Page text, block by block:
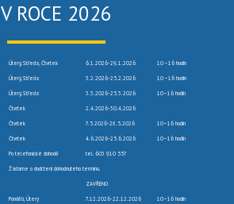
V ROCE 2026
Úterý, Středa, Čtvrtek 6.1.2026-29.1.2026 10 –16 hodin
Úterý, Středa 3.2.2026-25.2.2026 10 –16 hodin
Úterý, Středa 3.3.2026-25.3.2026 10–16 hodin
Čtvrtek 2.4.2026-30.4.2026
Čtvrtek 7.5.2026-28.5.2026 10–16 hodin
Čtvrtek 4.6.2026-25.6.2026 10–16 hodin
Po telefonické dohodě tel. 603 910 557
Žádáme o dodržení dohodnutého termínu.
ZAVŘENO
Pondělí, Úterý 7.12.2026-22.12.2026 10–16 hodin